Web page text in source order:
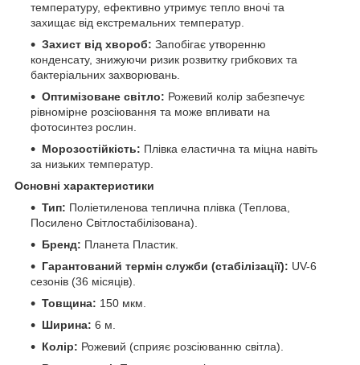
температуру, ефективно утримує тепло вночі та
захищає від екстремальних температур.
Захист від хвороб: Запобігає утворенню
конденсату, знижуючи ризик розвитку грибкових та
бактеріальних захворювань.
Оптимізоване світло: Рожевий колір забезпечує
рівномірне розсіювання та може впливати на
фотосинтез рослин.
Морозостійкість: Плівка еластична та міцна навіть
за низьких температур.
Основні характеристики
Тип: Поліетиленова теплична плівка (Теплова,
Посилено Світлостабілізована).
Бренд: Планета Пластик.
Гарантований термін служби (стабілізації): UV-6
сезонів (36 місяців).
Товщина: 150 мкм.
Ширина: 6 м.
Колір: Рожевий (сприяє розсіюванню світла).